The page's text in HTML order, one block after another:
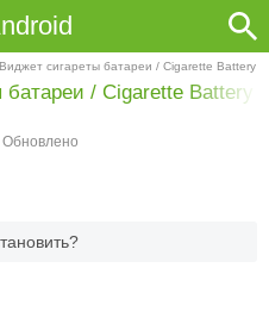
Виджет сигареты батареи / Cigarette Battery
батареи / Cigarette Battery
Обновлено